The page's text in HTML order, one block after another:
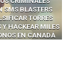
DE IA SE
EN LA
DE ATAQUE MÁS
DE 2025–2026